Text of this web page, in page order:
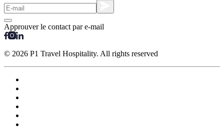
Approuver le contact par e-mail
© 2026 P1 Travel Hospitality. All rights reserved